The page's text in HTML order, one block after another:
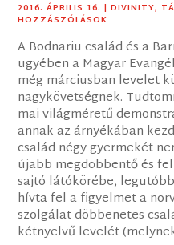
2016. ÁPRILIS 16. |DIVINITY,
HOZZÁSZÓLÁSOK
A Bodnariu család és a
ügyében a Magyar
még márciusban levelet
nagykövetségnek.
mai világméretű
annak az árnyékában
család négy gyermekét
újabb megdöbbentő és
sajtó látókörébe,
hívta fel a figyelmet a
szolgálat döbbenetes
kétnyelvű levelét